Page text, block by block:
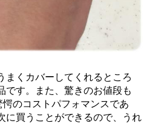
まくカバーしてくれるところ
です。また、驚きのお値段も
のコストパフォマンスであ
に買うことができるので、うれ